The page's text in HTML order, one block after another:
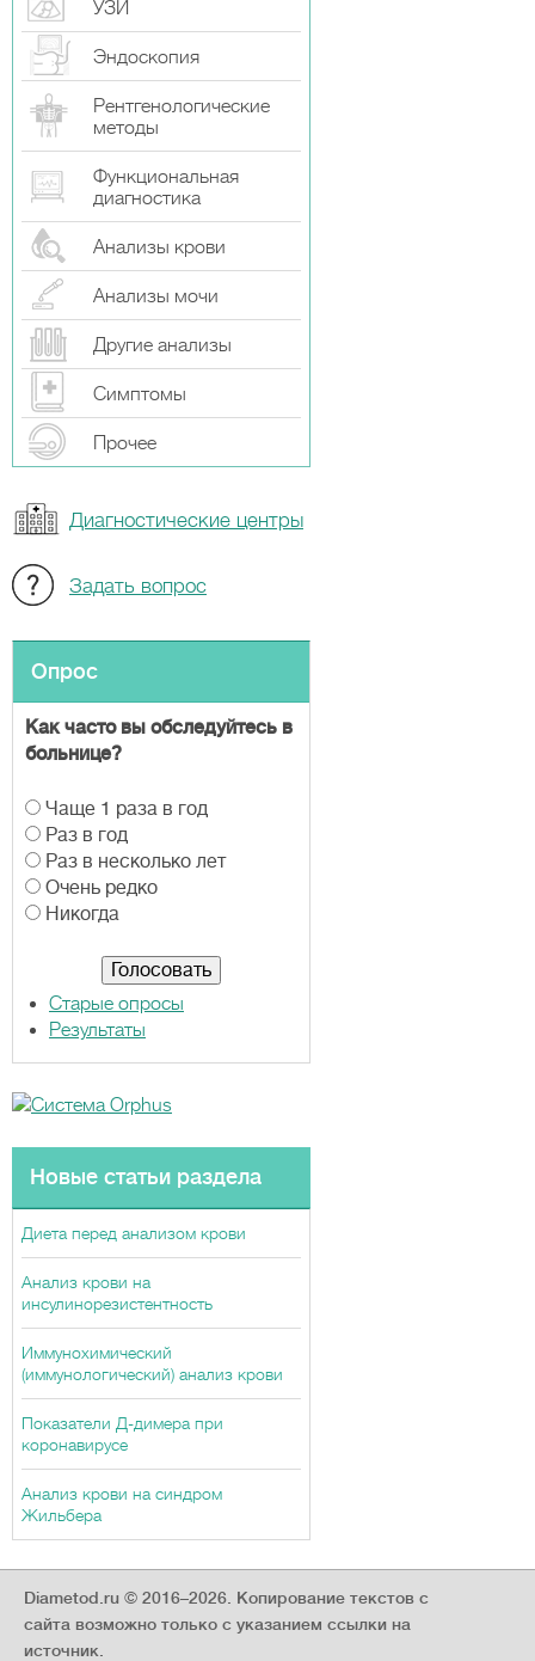
УЗИ
Эндоскопия
Рентгенологические
методы
Функциональная
диагностика
Анализы крови
Анализы мочи
Другие анализы
Симптомы
Прочeе
Диагностические центры
Задать вопрос
Опрос
Как часто вы обследуйтесь в
больнице?
В
а
р
и
а
Чаще 1 раза в год
Раз в год
Раз в несколько лет
Очень редко
Никогда
Старые опросы
Результаты
Новые статьи раздела
Диета перед анализом крови
Анализ крови на
инсулинорезистентность
Иммунохимический
(иммунологический) анализ крови
Показатели Д-димера при
коронавирусе
Анализ крови на синдром
Жильбера
Diametod.ru © 2016–2026. Копирование текстов с
сайта возможно только с указанием ссылки на
источник.